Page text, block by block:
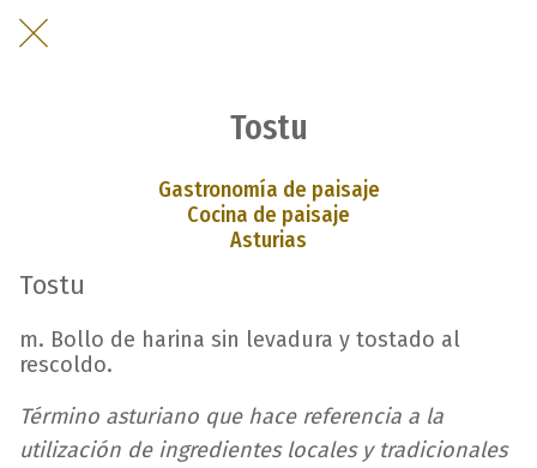
Tostu
Gastronomía de paisaje
Cocina de paisaje
Asturias
Tostu
m. Bollo de harina sin levadura y tostado al
rescoldo.
Término asturiano que hace referencia a la
utilización de ingredientes locales y tradicionales